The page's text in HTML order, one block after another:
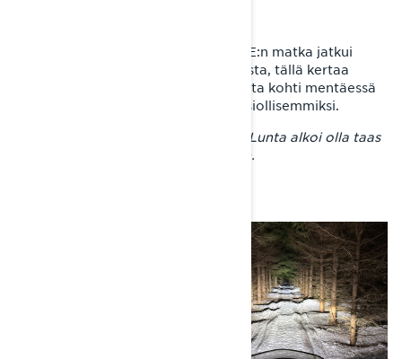
Suomenlahdelta Jonin ja Xterrain RE:n matka jatkui
Imatran kautta takaisin kohti pohjoista, tällä kertaa
Suomen itärajaa myötäillen. Pohjoista kohti mentäessä
ajo-olosuhteet muuttuivat taas suosiollisemmiksi.
– Joensuun yläpuolella kiire loppui. Lunta alkoi olla taas
metritolkulla ja reittikin kantoi hyvin.